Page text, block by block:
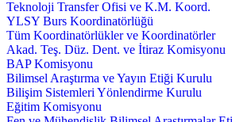
Teknoloji Transfer Ofisi ve K.M. Koord.
YLSY Burs Koordinatörlüğü
Tüm Koordinatörlükler ve Koordinatörler
Akad. Teş. Düz. Dent. ve İtiraz Komisyonu
BAP Komisyonu
Bilimsel Araştırma ve Yayın Etiği Kurulu
Bilişim Sistemleri Yönlendirme Kurulu
Eğitim Komisyonu